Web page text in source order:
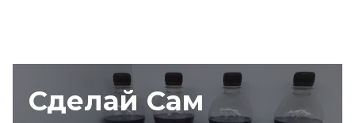
Сделай Сам